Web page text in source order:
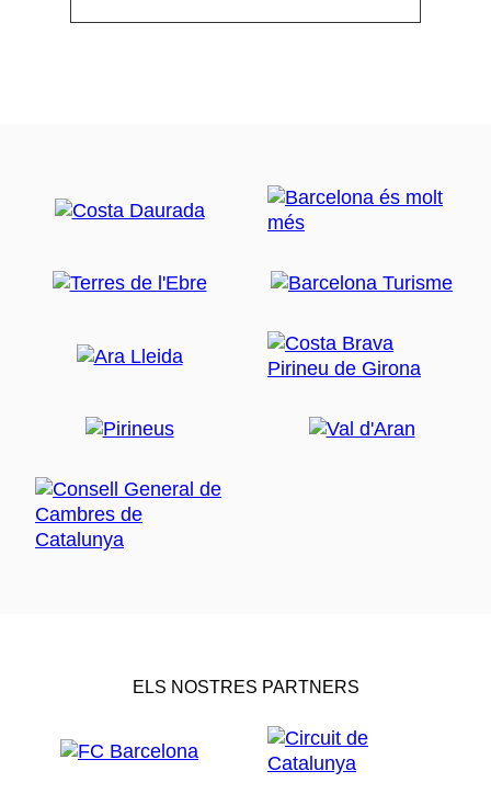
ELS NOSTRES PARTNERS